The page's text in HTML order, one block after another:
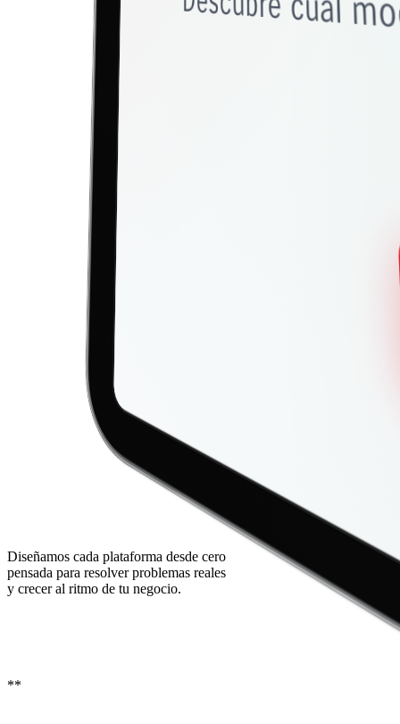
Diseñamos cada plataforma desde cero
pensada para resolver problemas reales
y crecer al ritmo de tu negocio.
**